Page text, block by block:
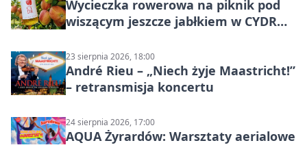
Wycieczka rowerowa na piknik pod
wiszącym jeszcze jabłkiem w CYDR
23 sierpnia 2026, 18:00
André Rieu – „Niech żyje Maastricht!”
– retransmisja koncertu
24 sierpnia 2026, 17:00
AQUA Żyrardów: Warsztaty aerialowe